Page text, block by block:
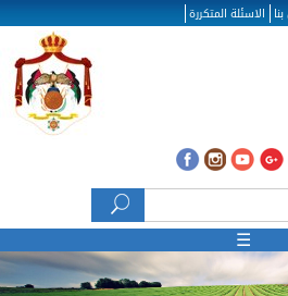
الاسئلة المتكررة
☰